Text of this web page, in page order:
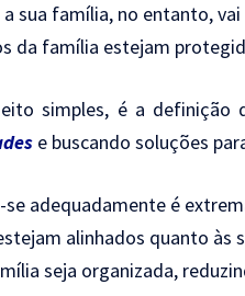
sua família, no entanto,
da família estejam
simples, é a definição
e buscando soluções
se adequadamente é
alinhados quanto às
seja organizada,